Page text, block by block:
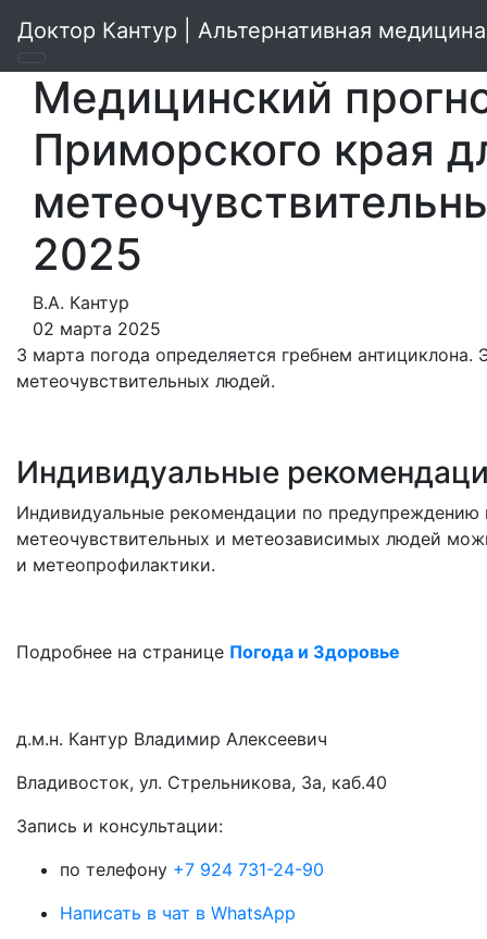
Доктор Кантур | Альтернативная медицина
Медицинский
Приморского края
2025
В.А. Кантур
02 марта 2025
3 марта погода определяется гребнем
метеочувствительных людей.
Индивидуальные
Индивидуальные рекомендации по предупреждению
метеочувствительных и метеозависимых людей
и метеопрофилактики.
Подробнее на странице Погода и Здоровье
д.м.н. Кантур Владимир Алексеевич
Владивосток, ул. Стрельникова, 3а, каб.40
3апись и консультации:
по телефону +7 924 731-24-90
Написать в чат в WhatsApp